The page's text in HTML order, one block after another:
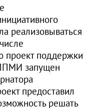
реализовываться
проект поддержки
запущен
предоставил
решать